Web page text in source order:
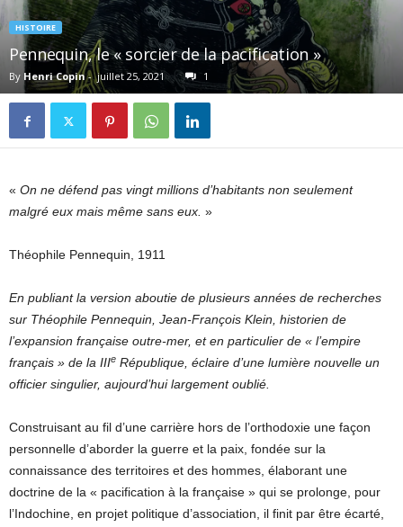
HISTOIRE
Pennequin, le « sorcier de la pacification »
By Henri Copin- juillet 25, 2021 1
« On ne défend pas vingt millions d’habitants non seulement
malgré eux mais même sans eux. »
Théophile Pennequin, 1911
En publiant la version aboutie de plusieurs années de recherches
sur Théophile Pennequin, Jean-François Klein, historien de
l’expansion française outre-mer, et en particulier de « l’empire
français » de la IIIe République, éclaire d’une lumière nouvelle un
officier singulier, aujourd’hui largement oublié.
Construisant au fil d’une carrière hors de l’orthodoxie une façon
personnelle d’aborder la guerre et la paix, fondée sur la
connaissance des territoires et des hommes, élaborant une
doctrine de la « pacification à la française » qui se prolonge, pour
l’Indochine, en projet politique d’association, il finit par être écarté,